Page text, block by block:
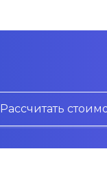
Рассчитать